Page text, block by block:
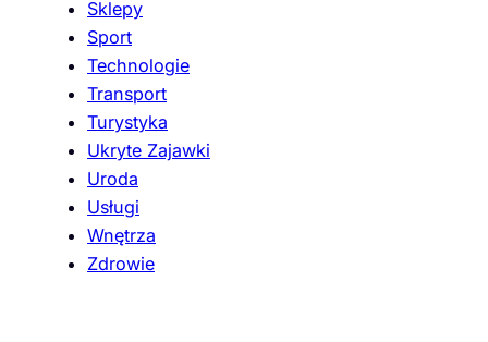
Sklepy
Sport
Technologie
Transport
Turystyka
Ukryte Zajawki
Uroda
Usługi
Wnętrza
Zdrowie